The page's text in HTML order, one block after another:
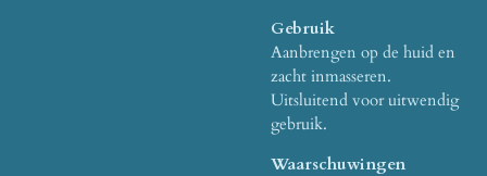
Gebruik
Aanbrengen op de huid en
zacht inmasseren.
Uitsluitend voor uitwendig
gebruik.
Waarschuwingen